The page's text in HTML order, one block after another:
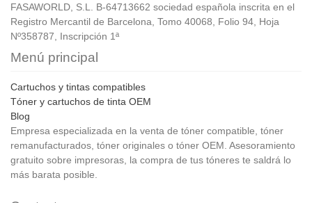
FASAWORLD, S.L. B-64713662 sociedad española inscrita en el
Registro Mercantil de Barcelona, Tomo 40068, Folio 94, Hoja
Nº358787, Inscripción 1ª
Menú principal
Cartuchos y tintas compatibles
Tóner y cartuchos de tinta OEM
Blog
Empresa especializada en la venta de tóner compatible, tóner
remanufacturados, tóner originales o tóner OEM. Asesoramiento
gratuito sobre impresoras, la compra de tus tóneres te saldrá lo
más barata posible.